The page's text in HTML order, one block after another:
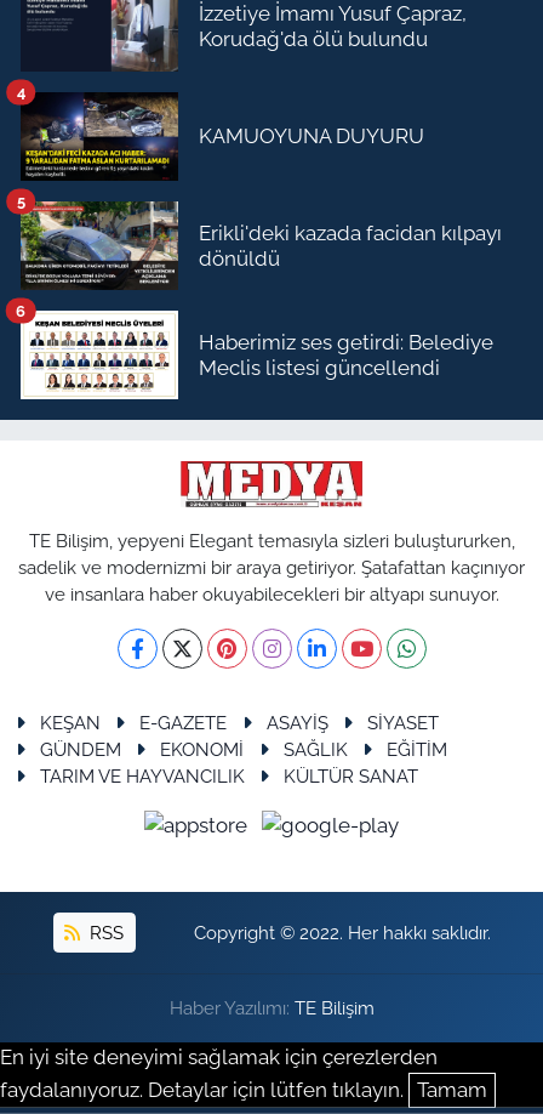
İzzetiye İmamı Yusuf Çapraz,
Korudağ'da ölü bulundu
KAMUOYUNA DUYURU
4
Erikli'deki kazada facidan kılpayı
dönüldü
5
Haberimiz ses getirdi: Belediye
Meclis listesi güncellendi
6
TE Bilişim, yepyeni Elegant temasıyla sizleri buluştururken,
sadelik ve modernizmi bir araya getiriyor. Şatafattan kaçınıyor
ve insanlara haber okuyabilecekleri bir altyapı sunuyor.
KEŞAN E-GAZETE ASAYİŞ
SİYASET
GÜNDEM
EKONOMİ SAĞLIK
EĞİTİM
TARIM VE HAYVANCILIK
KÜLTÜR SANAT
RSS Copyright © 2022. Her hakkı saklıdır.
Haber Yazılımı: TE Bilişim
En iyi site deneyimi sağlamak için çerezlerden
faydalanıyoruz. Detaylar için lütfen tıklayın. Tamam